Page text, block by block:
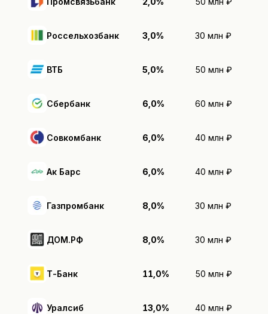
Россельхозбанк 3,0% 30 млн ₽
ВТБ 5,0% 50 млн ₽
Сбербанк 6,0% 60 млн ₽
Совкомбанк 6,0% 40 млн ₽
Ак Барс 6,0% 40 млн ₽
Газпромбанк 8,0% 30 млн ₽
ДОМ.РФ 8,0% 30 млн ₽
Т-Банк 11,0% 50 млн ₽
Уралсиб 13,0% 40 млн ₽